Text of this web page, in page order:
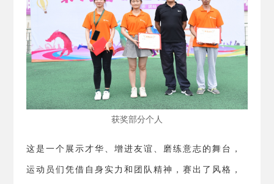
获奖部分个人
这是一个展示才华、增进友谊、磨练意志的舞台，
运动员们凭借自身实力和团队精神，赛出了风格，